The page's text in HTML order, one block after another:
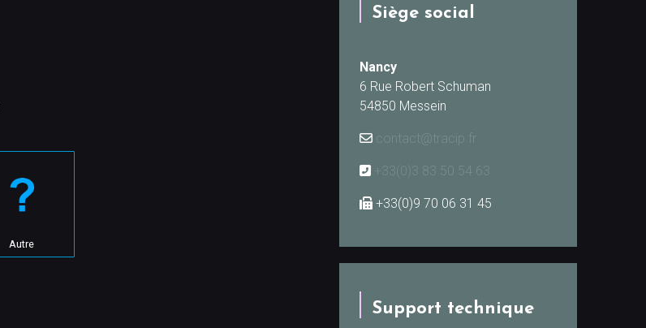
Autre
Siège social
Nancy
6 Rue Robert Schuman
54850 Messein
contact@tracip.fr
+33(0)3 83 50 54 63
+33(0)9 70 06 31 45
Support technique